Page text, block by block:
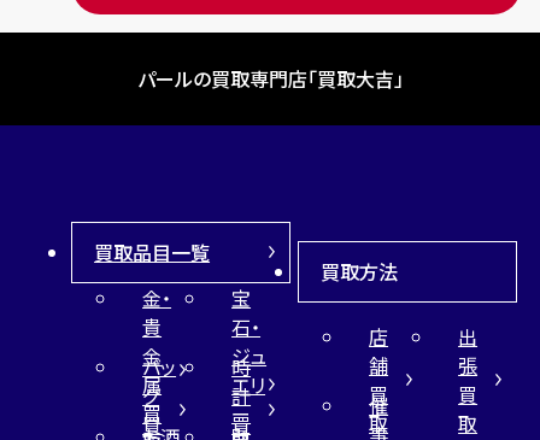
パールの買取専門店「買取大吉」
買取品目一覧
金・
貴
金
属
買
宝
石・
ジュ
エリ
ー
バッ
グ
買
時
計
買
買取方法
店
舗
買
取
出
張
買
取
催